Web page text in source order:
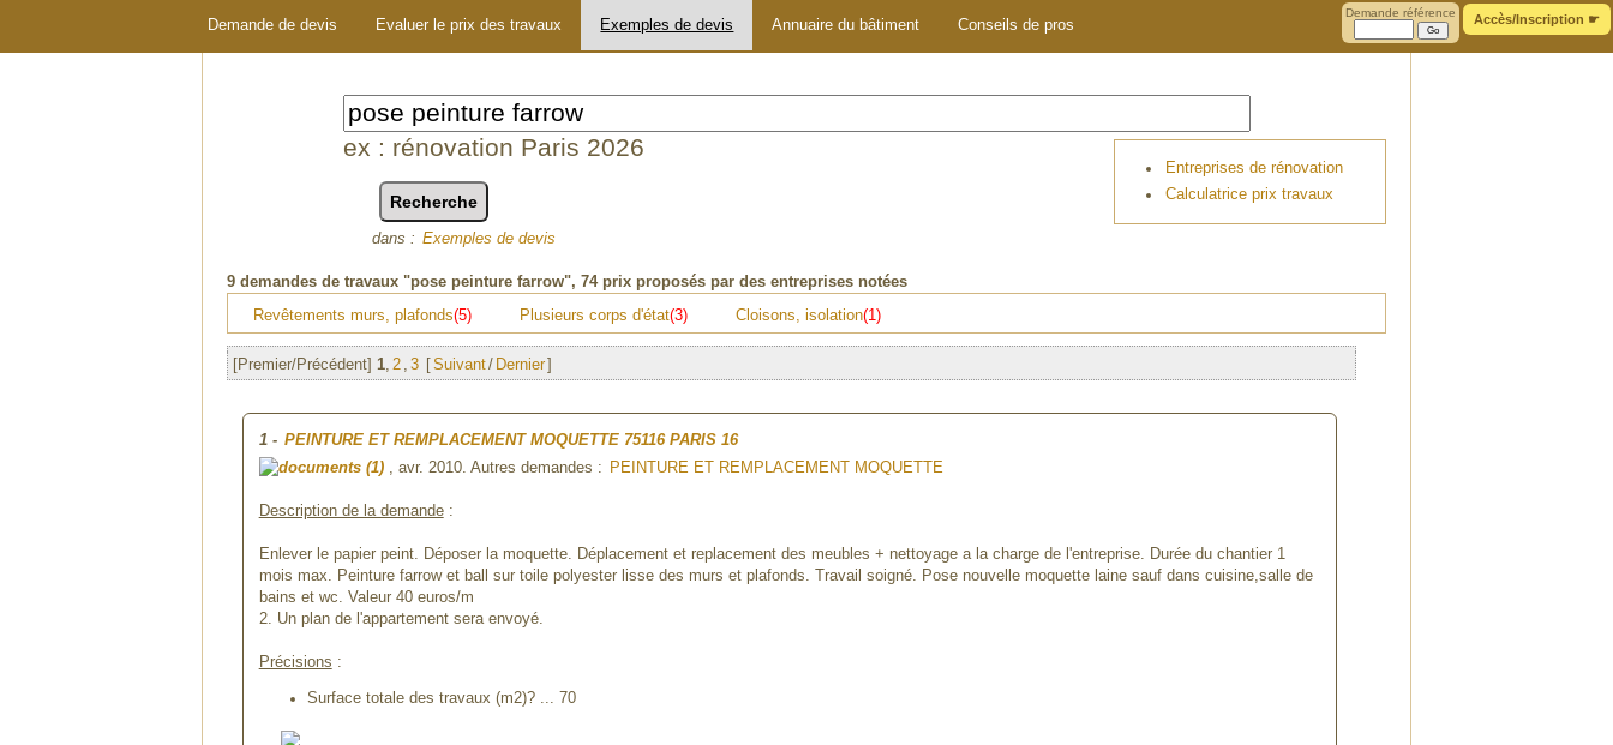
Accès/Inscription ☛
Demande référence
Demande de devis Evaluer le prix des travaux Exemples de devis Annuaire du bâtiment Conseils de pros
ex : rénovation Paris 2026
dans : Exemples de devis
Entreprises de rénovation
Calculatrice prix travaux
9 demandes de travaux "pose peinture farrow", 74 prix proposés par des entreprises notées
Revêtements murs, plafonds(5) Plusieurs corps d'état(3) Cloisons, isolation(1)
[Premier/Précédent] 1, 2 , 3 Suivant/ Dernier
1- PEINTURE ET REMPLACEMENT MOQUETTE 75116 PARIS 16
(1) , avr. 2010. Autres demandes : PEINTURE ET REMPLACEMENT MOQUETTE
Description de la demande:
Enlever le papier peint. Déposer la moquette. Déplacement et replacement des meubles + nettoyage a la charge de l'entreprise. Durée du chantier 1
mois max. Peinture farrow et ball sur toile polyester lisse des murs et plafonds. Travail soigné. Pose nouvelle moquette laine sauf dans cuisine,salle de
bains et wc. Valeur 40 euros/m
2. Un plan de l'appartement sera envoyé.
Précisions :
Surface totale des travaux (m2)? ... 70